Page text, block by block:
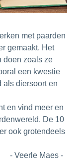
met paarden
gemaakt. Het
doen zoals ze
een kwestie
als diersoort en
en vind meer en
De 10
ook grotendeels
- Veerle Maes -